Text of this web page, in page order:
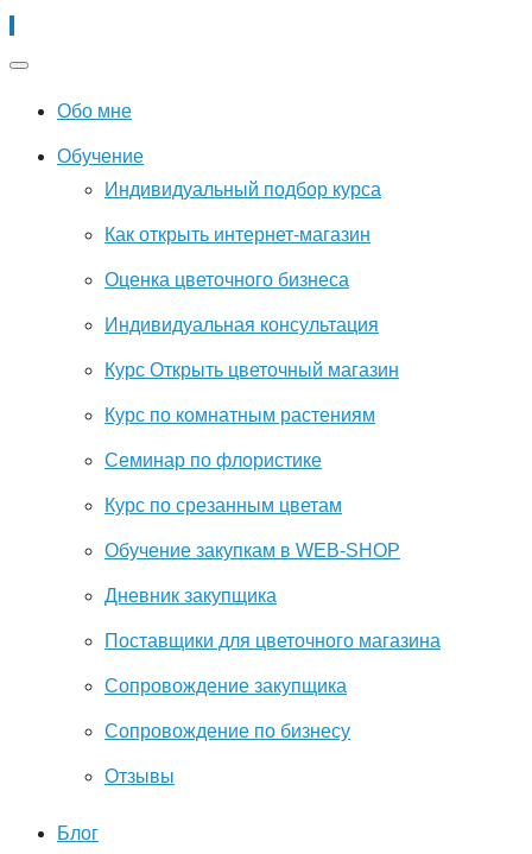
Обо мне
Обучение
Индивидуальный подбор курса
Как открыть интернет-магазин
Оценка цветочного бизнеса
Индивидуальная консультация
Курс Открыть цветочный магазин
Курс по комнатным растениям
Семинар по флористике
Курс по срезанным цветам
Обучение закупкам в WEB-SHOP
Дневник закупщика
Поставщики для цветочного магазина
Сопровождение закупщика
Cопровождение по бизнесу
Отзывы
Блог